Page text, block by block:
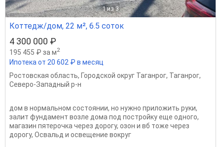
1 из 3
Коттедж/дом, 22 м², 6.5 соток
4 300 000 ₽
195 455 ₽ за м2
Ипотека от 20 602 ₽ в месяц
Ростовская область, Городской округ Таганрог, Таганрог,
Северо-Западный р-н
дом в нормальном состоянии, но нужно приложить руки,
залит фундамент возле дома под постройку еще одного,
магазин пятерочка через дорогу, озон и вб тоже через
дорогу, Освальд и освещение вокруг